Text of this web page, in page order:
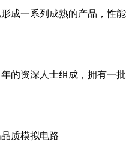
成一系列成熟的产品，性
的资深人士组成，拥有一
质模拟电路